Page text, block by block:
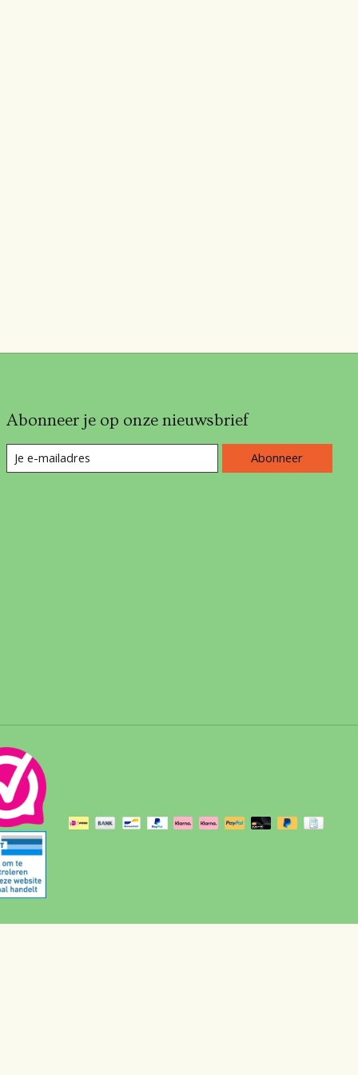
Abonneer je op onze nieuwsbrief
Abonneer